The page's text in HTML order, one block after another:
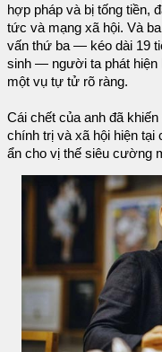
hợp pháp và bị tống tiền,
tức và mạng xã hội. Và
vấn thứ ba — kéo dài 19
sinh — người ta phát hiện
một vụ tự tử rõ ràng.
Cái chết của anh đã
chính trị và xã hội hiện tại
ẩn cho vị thế siêu cường